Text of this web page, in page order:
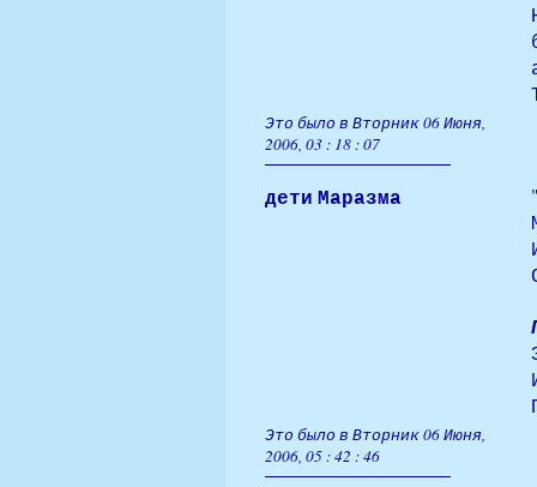
Это было в Вторник 06 Июня,
2006, 03 : 18 : 07
дети Маразма
Это было в Вторник 06 Июня,
2006, 05 : 42 : 46